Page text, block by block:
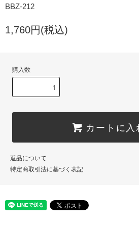
BBZ-212
1,760円(税込)
購入数
カートに入
返品について
特定商取引法に基づく表記